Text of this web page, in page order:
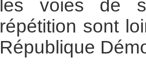
les voies de
répétition sont
République